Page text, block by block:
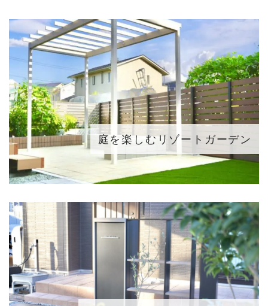
庭を楽しむリゾートガーデン